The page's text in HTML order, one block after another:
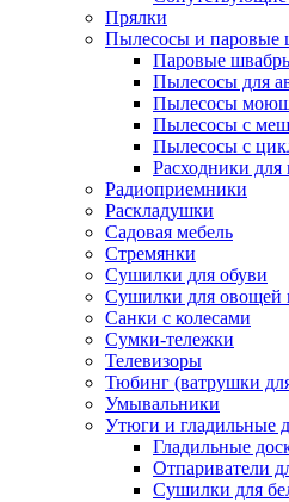
Прялки
Пылесосы и паровые
Паровые
Пылесосы для
Пылесосы
Пылесосы с
Пылесосы с
Расходники для
Радиоприемники
Раскладушки
Садовая мебель
Стремянки
Сушилки для обуви
Сушилки для овощей
Санки с колесами
Сумки-тележки
Телевизоры
Тюбинг (ватрушки
Умывальники
Утюги и гладильные
Гладильные
Отпариватели
Сушилки для